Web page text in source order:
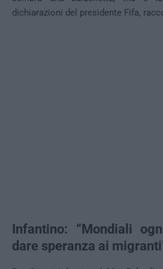
dichiarazioni del presidente Fifa,
Infantino: “Mondiali
dare speranza ai